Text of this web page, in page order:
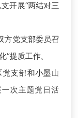
开展“两结对三
党支部委员召
提质工作。
支部和小墨山
次主题党日活